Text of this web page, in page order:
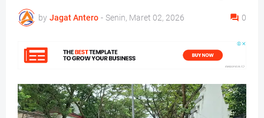
by Jagat Antero - Senin, Maret 02, 2026 0